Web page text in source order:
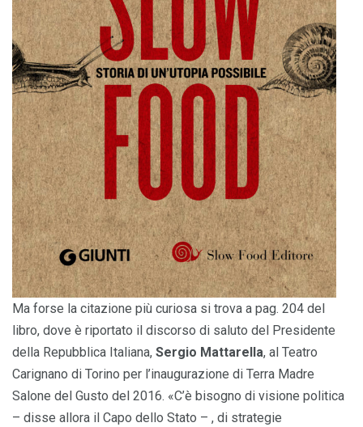
Ma forse la citazione più curiosa si trova a pag. 204 del
libro, dove è riportato il discorso di saluto del Presidente
della Repubblica Italiana, Sergio Mattarella, al Teatro
Carignano di Torino per l’inaugurazione di Terra Madre
Salone del Gusto del 2016. «C’è bisogno di visione politica
– disse allora il Capo dello Stato – , di strategie